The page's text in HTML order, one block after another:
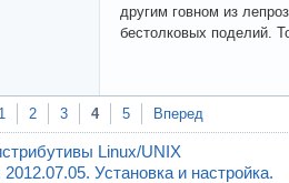
другим говном из
бестолковых поделий.
1 2 3 4 5 Вперед
Linux/UNIX
Установка и настройка.